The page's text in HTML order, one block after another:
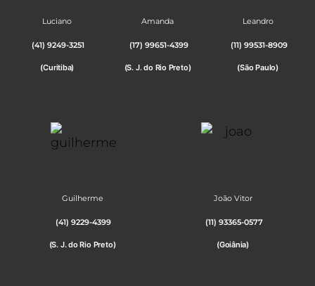
Luciano
(41) 9249-3251
(Curitiba)
Amanda
(17) 99651-4399
(S. J. do Rio Preto)
Leandro
(11) 99531-8909
(São Paulo)
Guilherme
(41) 9229-4399
(S. J. do Rio Preto)
João Vitor
(11) 93365-0577
(Goiânia)